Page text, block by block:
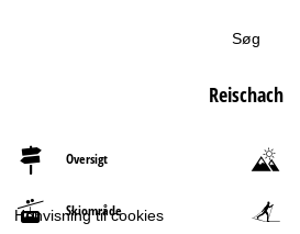
Henvisning til cookies
Søg
Reischach
Oversigt
Skiområde